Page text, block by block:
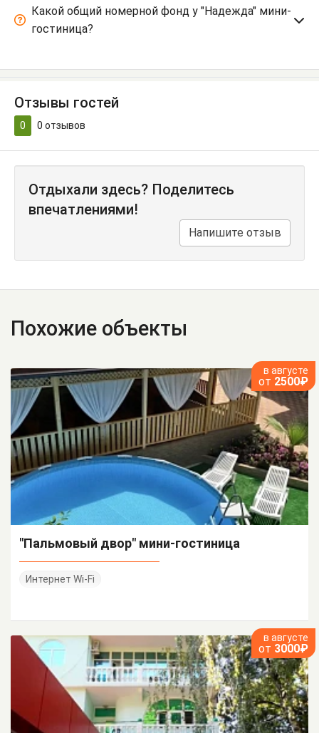
Какой общий номерной фонд у "Надежда" мини-
гостиница?
Отзывы гостей
0 0 отзывов
Отдыхали здесь? Поделитесь
впечатлениями!
Напишите отзыв
Похожие объекты
в августе
от 2500₽
"Пальмовый двор" мини-гостиница
Интернет Wi-Fi
в августе
от 3000₽